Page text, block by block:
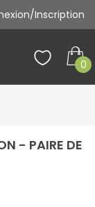
Inscription
0
- PAIRE DE